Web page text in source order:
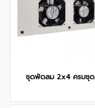
ชุดพัดลม 2x4 ครบชุด